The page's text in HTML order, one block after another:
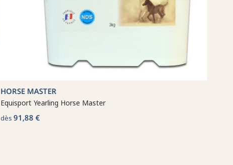
HORSE MASTER
Equisport Yearling Horse Master
dès 91,88 €